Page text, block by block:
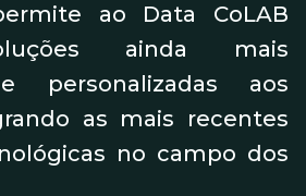
ao Data CoLAB
ainda mais
personalizadas aos
as mais recentes
no campo dos